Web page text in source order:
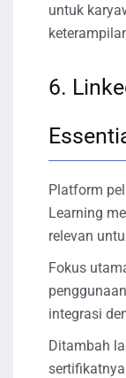
untuk
6.
Platform
Learning
relevan
Fokus
integrasi
Ditambah